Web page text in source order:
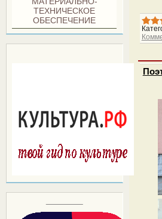
ТЕХНИЧЕСКОЕ
ОБЕСПЕЧЕНИЕ